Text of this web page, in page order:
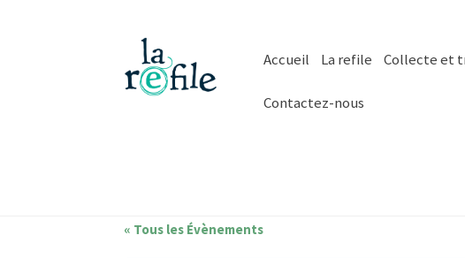
Aller
à
la
Aller
au
contenu
Accueil La refile Collecte et
Contactez-nous
« Tous les Évènements